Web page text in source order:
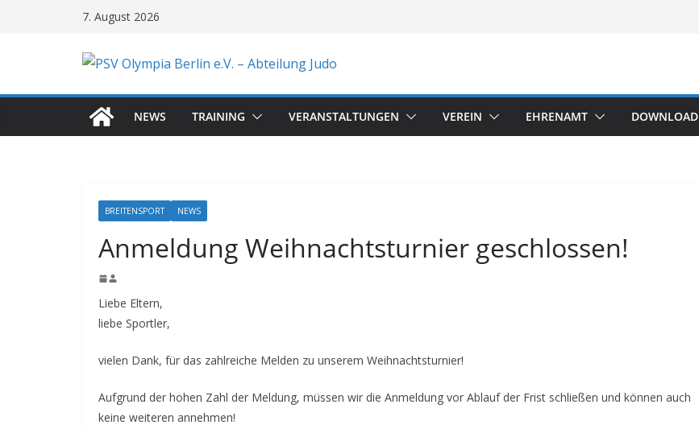
7. August 2026
NEWS TRAINING VERANSTALTUNGEN VEREIN EHRENAMT DOWNLOAD
BREITENSPORT NEWS
Anmeldung Weihnachtsturnier geschlossen!
Liebe Eltern,
liebe Sportler,
vielen Dank, für das zahlreiche Melden zu unserem Weihnachtsturnier!
Aufgrund der hohen Zahl der Meldung, müssen wir die Anmeldung vor Ablauf der Frist schließen und können auch
keine weiteren annehmen!